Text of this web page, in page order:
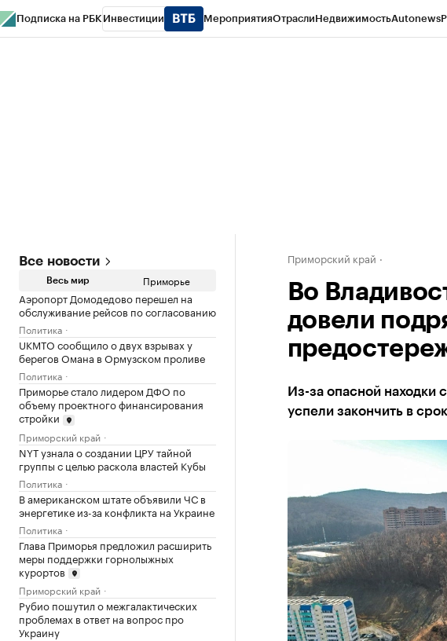
Подписка на РБК Инвестиции МероприятияОтраслиНедвижимостьAutonews
Все новости
Весь мир Приморье
Аэропорт Домодедово перешел на
обслуживание рейсов по согласованию
Политика
UKMTO сообщило о двух взрывах у
берегов Омана в Ормузском проливе
Политика
Приморье стало лидером ДФО по
объему проектного финансирования
стройки
Приморский край
NYT узнала о создании ЦРУ тайной
группы с целью раскола властей Кубы
Политика
В американском штате объявили ЧС в
энергетике из-за конфликта на Украине
Политика
Глава Приморья предложил расширить
меры поддержки горнолыжных
курортов
Приморский край
Рубио пошутил о межгалактических
проблемах в ответ на вопрос про
Украину
Приморский край
Во
довели
Из-за опасной находки
успели закончить в срок